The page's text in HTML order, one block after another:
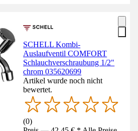
SCHELL Kombi-
Auslaufventil COMFORT
Schlauchverschraubung 1/2"
chrom 035620699
Artikel wurde noch nicht
bewertet.
(0)